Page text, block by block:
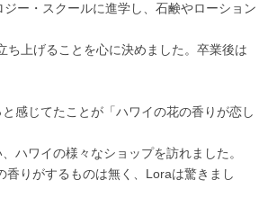
ー・スクールに進学し、石鹸やローション
上げることを心に決めました。卒業後は
感じてたことが「ハワイの花の香りが恋し
ハワイの様々なショップを訪れました。
りがするものは無く、Loraは驚きまし